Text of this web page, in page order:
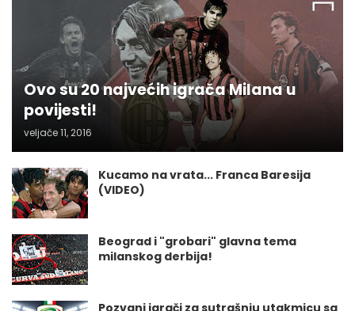
Ovo su 20 najvećih igrača Milana u
povijesti!
veljače 11, 2016
Kucamo na vrata... Franca Baresija
(VIDEO)
Beograd i "grobari" glavna tema
milanskog derbija!
Pozvani igrači za sutrašnju utakmicu sa